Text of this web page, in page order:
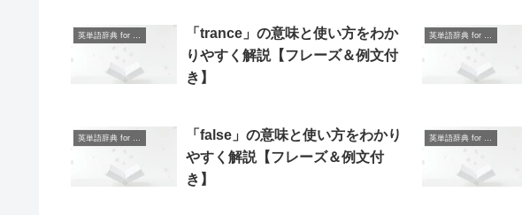
「trance」の意味と使い方をわか
りやすく解説【フレーズ＆例文付
き】
「false」の意味と使い方をわかり
やすく解説【フレーズ＆例文付
き】